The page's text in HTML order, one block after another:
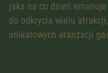
jaka na co dzień
do odkrycia wielu
unikatowych aranżacji